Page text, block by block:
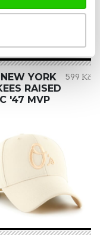
YORK
RAISED
'47 MVP
599 Kč